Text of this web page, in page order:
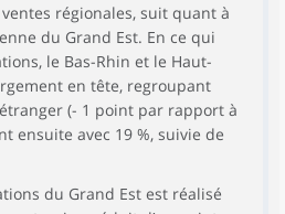
régionales, suit quant à
du Grand Est. En ce qui
le Bas-Rhin et le Haut-
en tête, regroupant
(- 1 point par rapport à
ensuite avec 19 %, suivie de
du Grand Est est réalisé